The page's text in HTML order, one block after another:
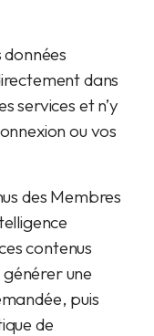
dans
services et n’y
ou vos
des Membres
contenus
une
puis
de